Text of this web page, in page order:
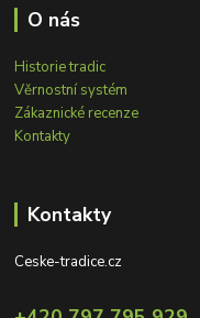
O nás
Historie tradic
Věrnostní systém
Zákaznické recenze
Kontakty
Kontakty
Ceske-tradice.cz